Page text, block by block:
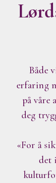
Både
erfaring
på våre
deg
«For å
det